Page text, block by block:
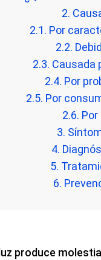
2.
2.1. Por
2.2.
2.3. Causada
2.4. Por
2.5. Por
2.6.
3.
4.
5.
6.
produce